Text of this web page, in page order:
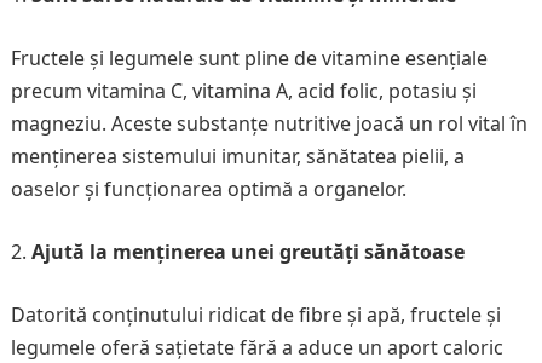
Fructele și legumele sunt pline de vitamine esențiale
precum vitamina C, vitamina A, acid folic, potasiu și
magneziu. Aceste substanțe nutritive joacă un rol vital în
menținerea sistemului imunitar, sănătatea pielii, a
oaselor și funcționarea optimă a organelor.
Ajută la menținerea unei greutăți sănătoase
Datorită conținutului ridicat de fibre și apă, fructele și
legumele oferă sațietate fără a aduce un aport caloric